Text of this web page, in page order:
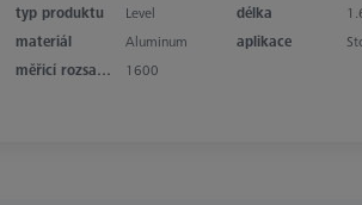
typ produktu Level délka
materiál
Aluminum aplikace
měřicí rozsah v ose X
1600